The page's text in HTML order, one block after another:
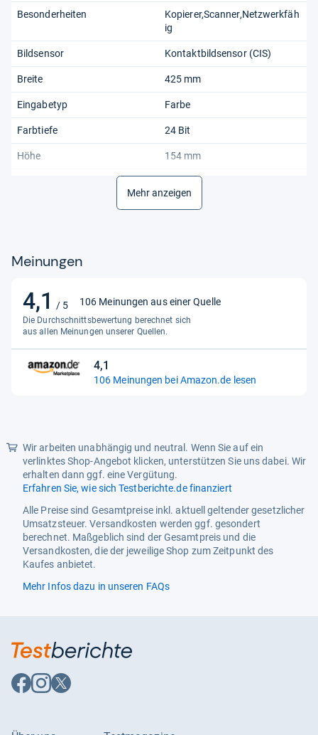
Besonderheiten
Kopierer,Scanner,Netzwerkfäh
ig
Bildsensor Kontaktbildsensor (CIS)
Breite 425 mm
Eingabetyp Farbe
Farbtiefe 24 Bit
Höhe 154 mm
Kabellos,USB
2.0,Bluetooth,Kabel,USB 3.0
Maßeinheit
Produktart All-In-One-Drucker
Produktlinie HP DeskJet
Scanauflösung 1200x1200 DPI
Technologie Inkjet
Unterstützte Scanformate A4 (210 x 297 mm)
Mehr anzeigen
Meinungen
4,1 / 5
4,1
von
5
Sternen
106 Meinungen aus einer Quelle
Die Durchschnittsbewertung berechnet sich
aus allen Meinungen unserer Quellen.
4,1
4,1
von
106 Meinungen bei Amazon.de lesen
Wir arbeiten unabhängig und neutral. Wenn Sie auf ein
verlinktes Shop-Angebot klicken, unterstützen Sie uns dabei. Wir
erhalten dann ggf. eine Vergütung.
Erfahren Sie, wie sich Testberichte.de finanziert
Alle Preise sind Gesamtpreise inkl. aktuell geltender gesetzlicher
Umsatzsteuer. Versandkosten werden ggf. gesondert
berechnet. Maßgeblich sind der Gesamtpreis und die
Versandkosten, die der jeweilige Shop zum Zeitpunkt des
Kaufes anbietet.
Mehr Infos dazu in unseren FAQs
Auf
Facebook
Auf
Instagram
Auf
X